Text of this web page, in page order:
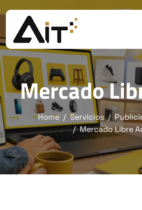
Mercado
Home Servicios
Mercado Libre